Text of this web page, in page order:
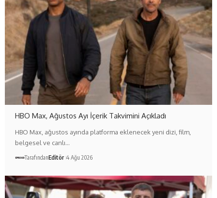
HBO Max, Ağustos Ayı İçerik Takvimini Açıkladı
HBO Max, ağustos ayında platforma eklenecek yeni dizi, film,
belgesel ve canlı…
TarafındanEditör 4 Ağu 2026